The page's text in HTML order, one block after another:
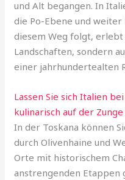
und Alt begangen. In
die Po-Ebene und
diesem Weg folgt,
Landschaften, sondern
einer jahrhundertealten
Lassen Sie sich Italien
kulinarisch auf der
In der Toskana können
durch Olivenhaine und
Orte mit historischem
anstrengenden Etappen